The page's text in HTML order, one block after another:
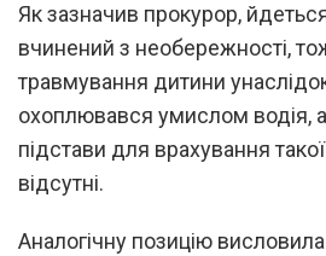
Як зазначив прокурор,
вчинений з необережності,
травмування дитини
охоплювався умислом водія, а
підстави для врахування
відсутні.
Аналогічну позицію